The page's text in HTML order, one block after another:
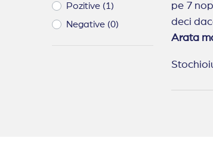
Pozitive (1)
Negative (0)
pe 7
deci
Arata